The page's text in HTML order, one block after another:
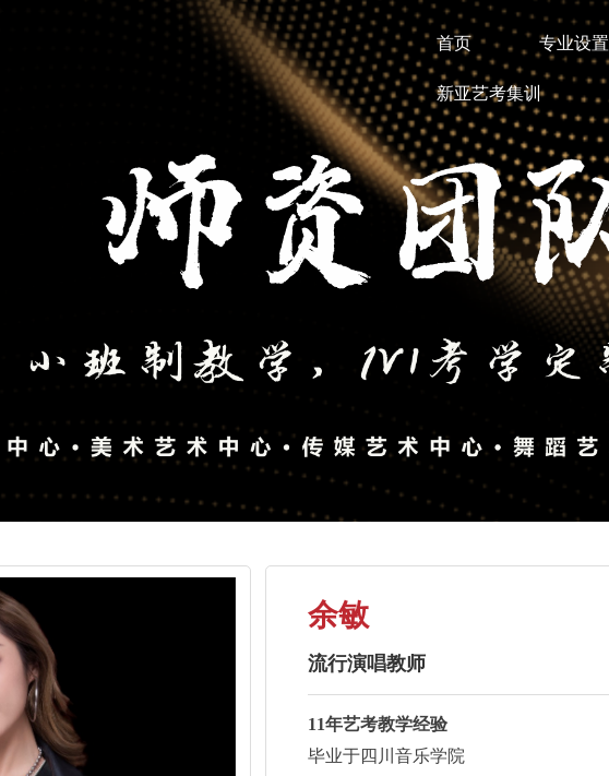
首页 专业设置
新亚艺考集训
余敏
流行演唱教师
11年艺考教学经验
毕业于四川音乐学院